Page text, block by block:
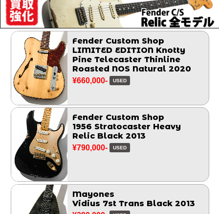
Fender Custom Shop
LIMITED EDITION Knotty
Pine Telecaster Thinline
Roasted NOS Natural 2020
¥660,000- USED
Fender Custom Shop
1956 Stratocaster Heavy
Relic Black 2013
¥790,000- USED
Mayones
Vidius 7st Trans Black 2013